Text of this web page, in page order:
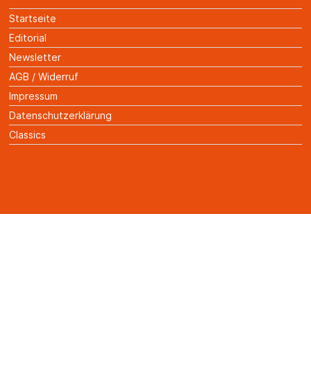
Startseite
Editorial
Newsletter
AGB / Widerruf
Impressum
Datenschutzerklärung
Classics